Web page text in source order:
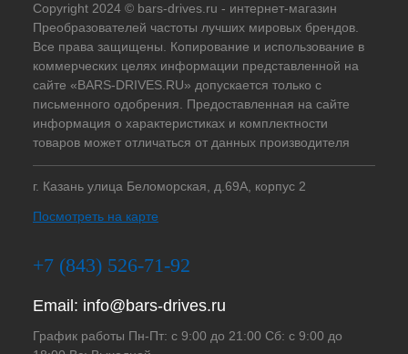
Copyright 2024 © bars-drives.ru - интернет-магазин
Преобразователей частоты лучших мировых брендов.
Все права защищены. Копирование и использование в
коммерческих целях информации представленной на
сайте «BARS-DRIVES.RU» допускается только с
письменного одобрения. Предоставленная на сайте
информация о характеристиках и комплектности
товаров может отличаться от данных производителя
г. Казань улица Беломорская, д.69А, корпус 2
Посмотреть на карте
+7 (843) 526-71-92
Email: info@bars-drives.ru
График работы Пн-Пт: с 9:00 до 21:00 Сб: с 9:00 до